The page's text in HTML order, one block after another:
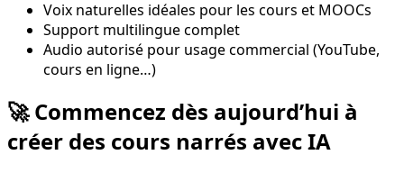
Voix naturelles idéales pour les cours et MOOCs
Support multilingue complet
Audio autorisé pour usage commercial (YouTube,
cours en ligne…)
🚀 Commencez dès aujourd’hui à
créer des cours narrés avec IA